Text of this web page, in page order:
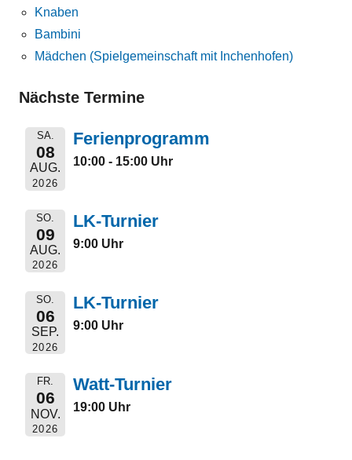
Knaben
Bambini
Mädchen (Spielgemeinschaft mit Inchenhofen)
Nächste Termine
SA.
08
AUG.
2026
Ferienprogramm
10:00 - 15:00 Uhr
SO.
09
AUG.
2026
LK-Turnier
9:00 Uhr
SO.
06
SEP.
2026
LK-Turnier
9:00 Uhr
FR.
06
NOV.
2026
Watt-Turnier
19:00 Uhr